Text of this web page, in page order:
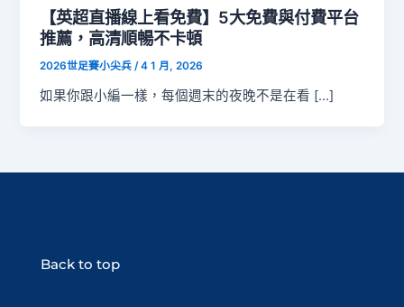
【英超直播線上看免費】5大免費與付費平台
推薦，高清順暢不卡頓
2026世足賽小尖兵/4 1 月, 2026
如果你跟小編一樣，每個週末的夜晚不是在看 […]
Back to top